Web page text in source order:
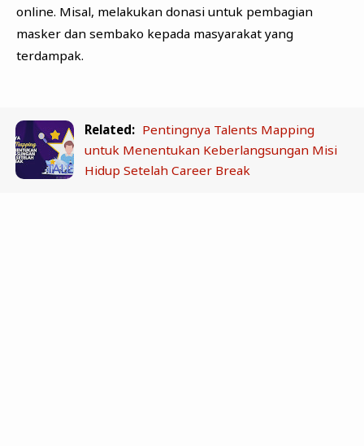
online. Misal, melakukan donasi untuk pembagian
masker dan sembako kepada masyarakat yang
terdampak.
Related: Pentingnya Talents Mapping
untuk Menentukan Keberlangsungan Misi
Hidup Setelah Career Break